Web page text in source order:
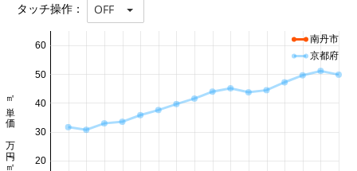
タッチ操作： OFF
20
30
40
50
60
㎡単価 万円/㎡
南丹市
京都府